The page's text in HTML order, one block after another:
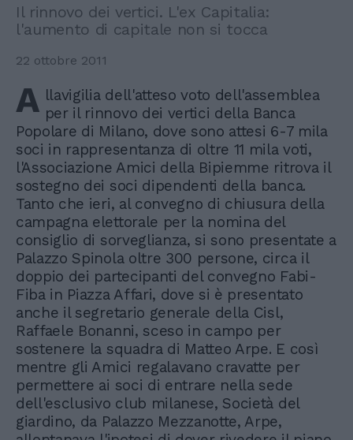
Il rinnovo dei vertici. L'ex Capitalia:
l'aumento di capitale non si tocca
22 ottobre 2011
A llavigilia dell'atteso voto dell'assemblea
per il rinnovo dei vertici della Banca
Popolare di Milano, dove sono attesi 6-7 mila
soci in rappresentanza di oltre 11 mila voti,
l'Associazione Amici della Bipiemme ritrova il
sostegno dei soci dipendenti della banca.
Tanto che ieri, al convegno di chiusura della
campagna elettorale per la nomina del
consiglio di sorveglianza, si sono presentate a
Palazzo Spinola oltre 300 persone, circa il
doppio dei partecipanti del convegno Fabi-
Fiba in Piazza Affari, dove si è presentato
anche il segretario generale della Cisl,
Raffaele Bonanni, sceso in campo per
sostenere la squadra di Matteo Arpe. E così
mentre gli Amici regalavano cravatte per
permettere ai soci di entrare nella sede
dell'esclusivo club milanese, Società del
giardino, da Palazzo Mezzanotte, Arpe,